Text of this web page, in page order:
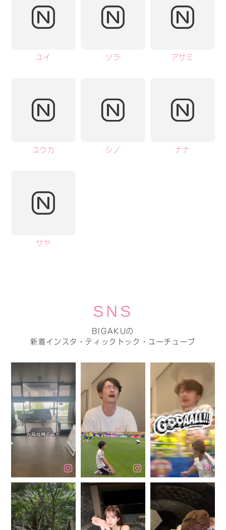
ユイ ソラ アサミ
ユウカ シノ ナナ
サヤ
SNS
BIGAKUの
新着インスタ・ティックトック・ユーチューブ